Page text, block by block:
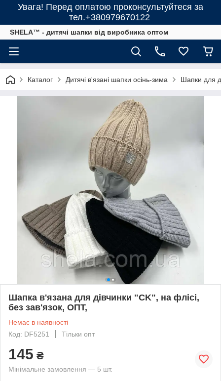
Увага! Перед оплатою проконсультуйтеся за
тел.+380979670122
SHELA™ - дитячі шапки від виробника оптом
Каталог Дитячі в'язані шапки осінь-зима Шапки для
Шапка в'язана для дівчинки "CK", на флісі,
без зав'язок, ОПТ,
Немає в наявності
Код: DF5251
Тільки опт
145 ₴
Мінімальне замовлення — 5 шт.